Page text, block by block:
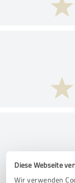
Diese Webseite
Wir verwenden